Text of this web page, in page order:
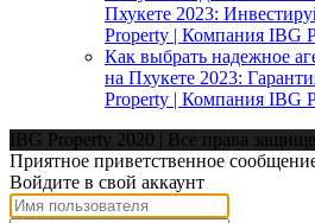
Пхукете 2023:
Property | Компания IBG
Как выбрать надежное
на Пхукете 2023:
Property | Компания IBG
IBG Property 2020 | Все права
Приятное приветственное
Войдите в свой аккаунт